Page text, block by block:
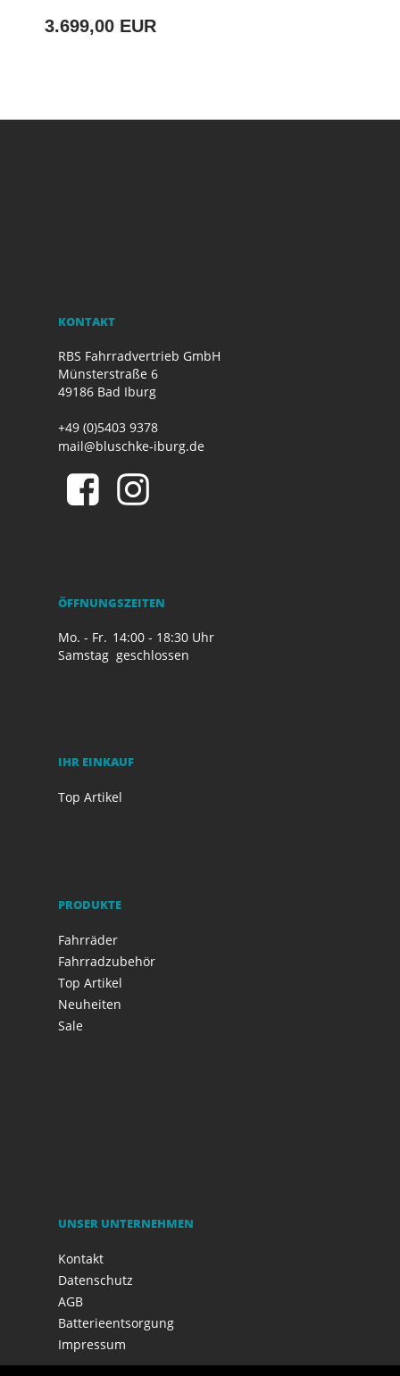
3.699,00 EUR
KONTAKT
RBS Fahrradvertrieb GmbH
Münsterstraße 6
49186 Bad Iburg
+49 (0)5403 9378
mail@bluschke-iburg.de
ÖFFNUNGSZEITEN
Mo. - Fr. 14:00 - 18:30 Uhr
Samstag geschlossen
IHR EINKAUF
Top Artikel
PRODUKTE
Fahrräder
Fahrradzubehör
Top Artikel
Neuheiten
Sale
UNSER UNTERNEHMEN
Kontakt
Datenschutz
AGB
Batterieentsorgung
Impressum